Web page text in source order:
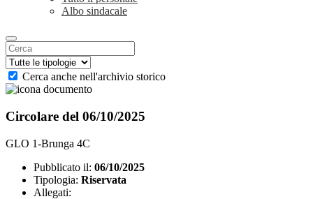
Albo sindacale
Cerca anche nell'archivio storico
Circolare del 06/10/2025
GLO 1-Brunga 4C
Pubblicato il: 06/10/2025
Tipologia: Riservata
Allegati: